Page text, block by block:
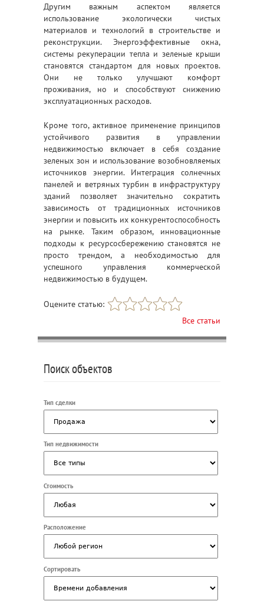
Другим важным аспектом является
использование экологически чистых
материалов и технологий в строительстве и
реконструкции. Энергоэффективные окна,
системы рекуперации тепла и зеленые крыши
становятся стандартом для новых проектов.
Они не только улучшают комфорт
проживания, но и способствуют снижению
эксплуатационных расходов.
Кроме того, активное применение принципов
устойчивого развития в управлении
недвижимостью включает в себя создание
зеленых зон и использование возобновляемых
источников энергии. Интеграция солнечных
панелей и ветряных турбин в инфраструктуру
зданий позволяет значительно сократить
зависимость от традиционных источников
энергии и повысить их конкурентоспособность
на рынке. Таким образом, инновационные
подходы к ресурсосбережению становятся не
просто трендом, а необходимостью для
успешного управления коммерческой
недвижимостью в будущем.
Оцените статью:
Все статьи
Поиск объектов
Тип сделки
Тип недвижимости
Стоимость
Расположение
Сортировать